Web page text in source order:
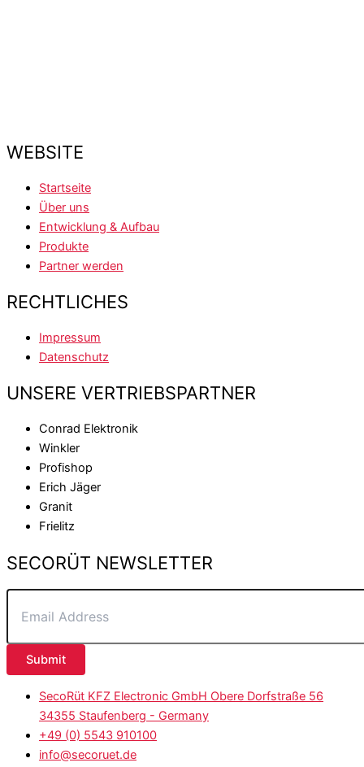
WEBSITE
Startseite
Über uns
Entwicklung & Aufbau
Produkte
Partner werden
RECHTLICHES
Impressum
Datenschutz
UNSERE VERTRIEBSPARTNER
Conrad Elektronik​
Winkler
Profishop
Erich Jäger
Granit
Frielitz
SECORÜT NEWSLETTER
Submit
SecoRüt KFZ Electronic GmbH Obere Dorfstraße 56
34355 Staufenberg - Germany
+49 (0) 5543 910100
info@secoruet.de